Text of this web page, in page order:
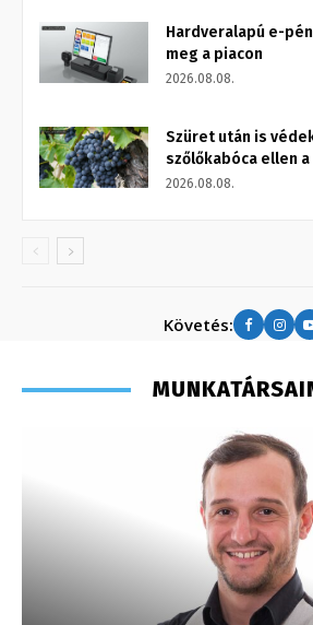
Hardveralapú e-
meg a piacon
2026.08.08.
Szüret után is
szőlőkabóca ellen
2026.08.08.
Követés: